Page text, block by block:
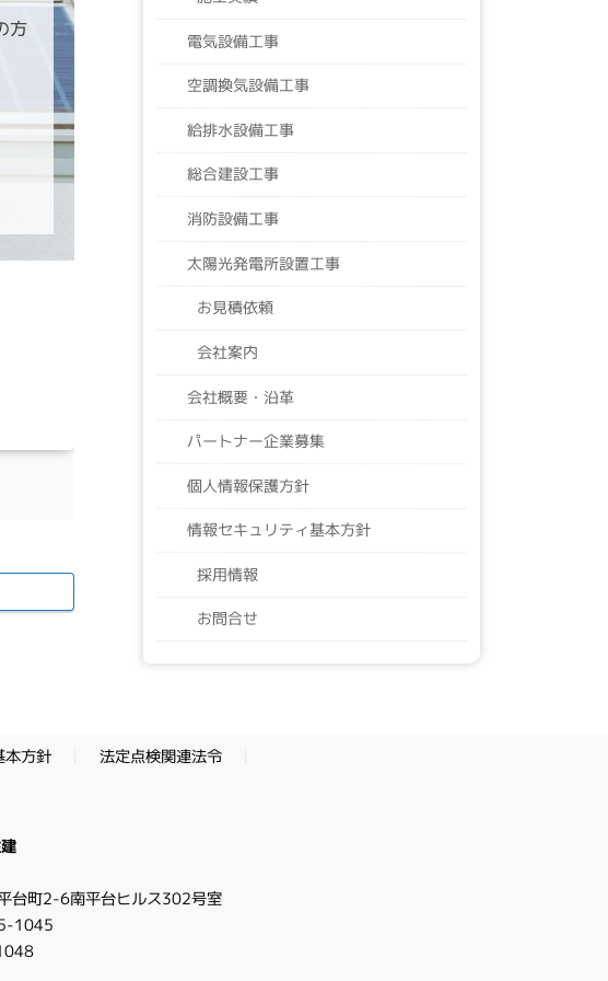
方 電気設備工事
空調換気設備工事
給排水設備工事
総合建設工事
消防設備工事
太陽光発電所設置工事
お見積依頼
会社案内
会社概要・沿革
パートナー企業募集
個人情報保護方針
情報セキュリティ基本方針
採用情報
お問合せ
本方針 法定点検関連法令
台町2-6南平台ヒルス302号室
1045